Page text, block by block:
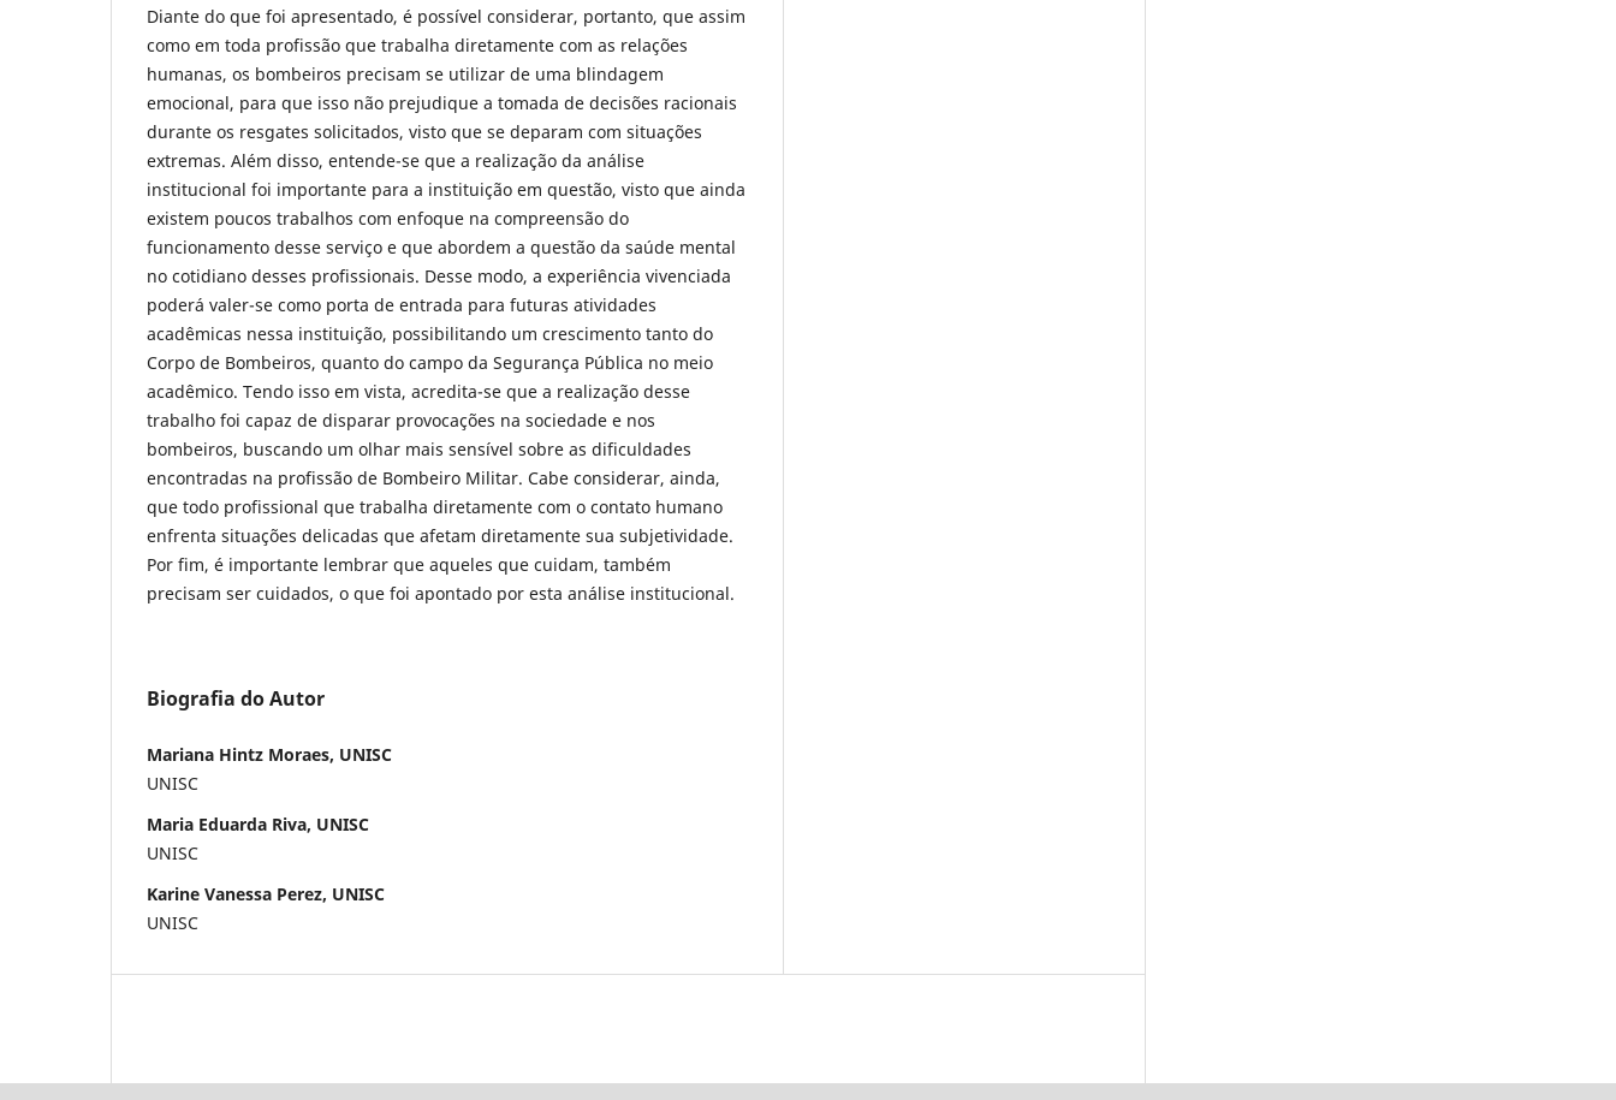
Diante do que foi apresentado, é possível considerar, portanto, que assim
como em toda profissão que trabalha diretamente com as relações
humanas, os bombeiros precisam se utilizar de uma blindagem
emocional, para que isso não prejudique a tomada de decisões racionais
durante os resgates solicitados, visto que se deparam com situações
extremas. Além disso, entende-se que a realização da análise
institucional foi importante para a instituição em questão, visto que ainda
existem poucos trabalhos com enfoque na compreensão do
funcionamento desse serviço e que abordem a questão da saúde mental
no cotidiano desses profissionais. Desse modo, a experiência vivenciada
poderá valer-se como porta de entrada para futuras atividades
acadêmicas nessa instituição, possibilitando um crescimento tanto do
Corpo de Bombeiros, quanto do campo da Segurança Pública no meio
acadêmico. Tendo isso em vista, acredita-se que a realização desse
trabalho foi capaz de disparar provocações na sociedade e nos
bombeiros, buscando um olhar mais sensível sobre as dificuldades
encontradas na profissão de Bombeiro Militar. Cabe considerar, ainda,
que todo profissional que trabalha diretamente com o contato humano
enfrenta situações delicadas que afetam diretamente sua subjetividade.
Por fim, é importante lembrar que aqueles que cuidam, também
precisam ser cuidados, o que foi apontado por esta análise institucional.
Biografia do Autor
Mariana Hintz Moraes, UNISC
UNISC
Maria Eduarda Riva, UNISC
UNISC
Karine Vanessa Perez, UNISC
UNISC